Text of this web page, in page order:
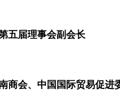
五届理事会副会长
商会、中国国际贸易促进